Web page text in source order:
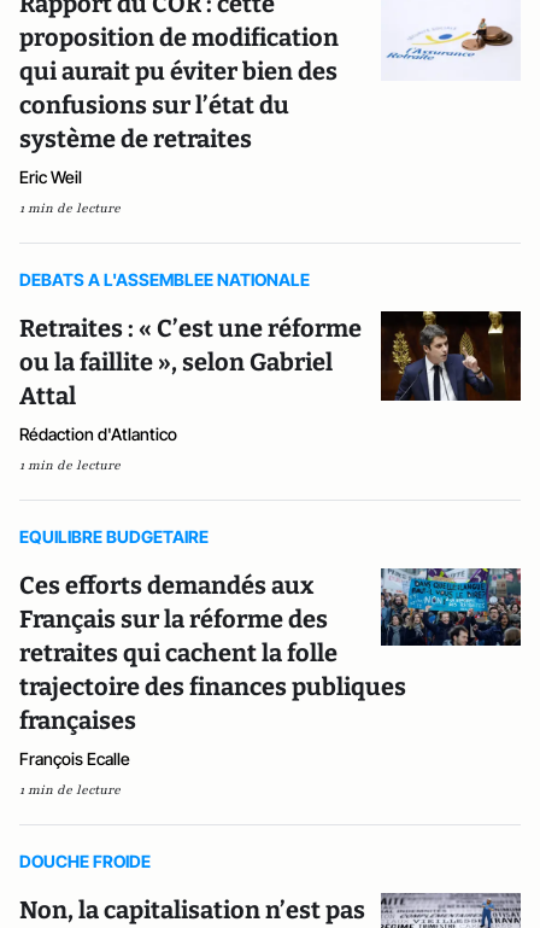
proposition de modification
qui aurait pu éviter bien des
confusions sur l’état du
système de retraites
Eric Weil
1 min de lecture
DEBATS A L'ASSEMBLEE NATIONALE
Retraites : « C’est une réforme
ou la faillite », selon Gabriel
Attal
Rédaction d'Atlantico
1 min de lecture
EQUILIBRE BUDGETAIRE
Ces efforts demandés aux
Français sur la réforme des
retraites qui cachent la folle
trajectoire des finances publiques
françaises
François Ecalle
1 min de lecture
DOUCHE FROIDE
Non, la capitalisation n’est pas